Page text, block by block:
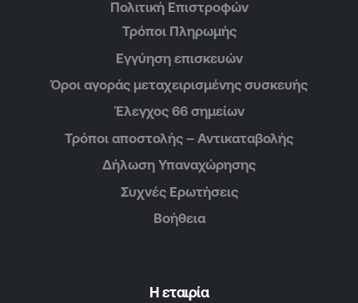
Πολιτική Επιστροφών
Τρόποι Πληρωμής
Εγγύηση επισκευών
Όροι αγοράς μεταχειρισμένης συσκευής
Έλεγχος 66 σημείων
Τρόποι αποστολής – Αντικαταβολής
Δήλωση Υπαναχώρησης
Συχνές Ερωτήσεις
Βοήθεια
Η εταιρία